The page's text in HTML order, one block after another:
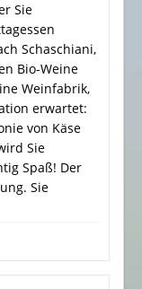
Sie
Schaschiani,
Bio-Weine
Weinfabrik,
erwartet:
von Käse
Sie
Spaß! Der
Sie